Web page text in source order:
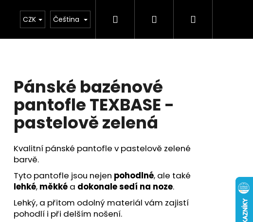
Obuv Kolekce léto 2026 Chovatelské
CZK Čeština Hledat PřihlášeníNákupní
Pánské bazénové
pantofle TEXBASE -
pastelově zelená
Kvalitní pánské pantofle v pastelově zelené
barvě.
Tyto pantofle jsou nejen pohodlné, ale také
lehké, měkké a dokonale sedí na noze.
Lehký, a přitom odolný materiál vám zajistí
pohodlí i při delším nošení.